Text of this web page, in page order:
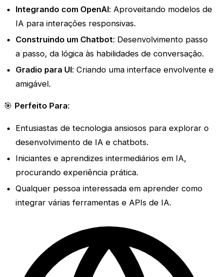
Integrando com OpenAI: Aproveitando modelos de
IA para interações responsivas.
Construindo um Chatbot: Desenvolvimento passo
a passo, da lógica às habilidades de conversação.
Gradio para UI: Criando uma interface envolvente e
amigável.
🎯 Perfeito Para:
Entusiastas de tecnologia ansiosos para explorar o
desenvolvimento de IA e chatbots.
Iniciantes e aprendizes intermediários em IA,
procurando experiência prática.
Qualquer pessoa interessada em aprender como
integrar várias ferramentas e APIs de IA.